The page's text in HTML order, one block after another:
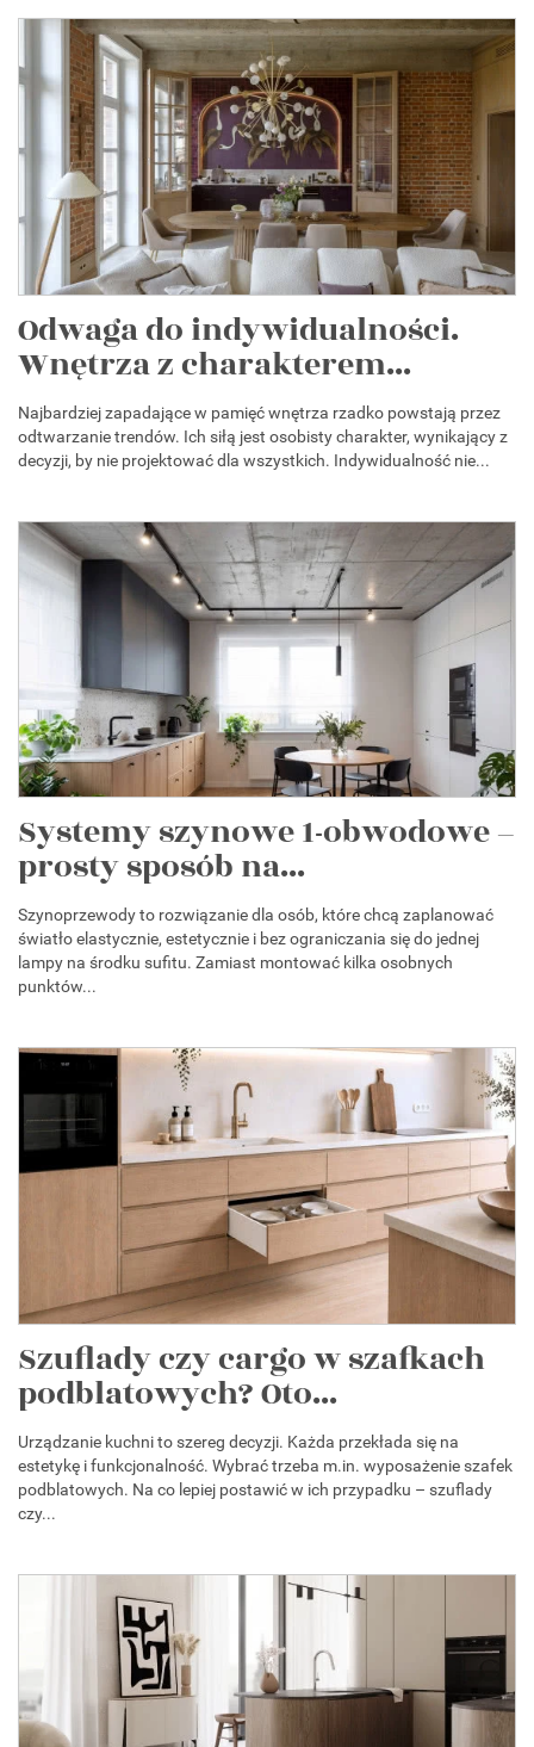
Odwaga do indywidualności.
Wnętrza z charakterem...
Najbardziej zapadające w pamięć wnętrza rzadko powstają przez
odtwarzanie trendów. Ich siłą jest osobisty charakter, wynikający z
decyzji, by nie projektować dla wszystkich. Indywidualność nie...
Systemy szynowe 1-obwodowe –
prosty sposób na...
Szynoprzewody to rozwiązanie dla osób, które chcą zaplanować
światło elastycznie, estetycznie i bez ograniczania się do jednej
lampy na środku sufitu. Zamiast montować kilka osobnych
punktów...
Szuflady czy cargo w szafkach
podblatowych? Oto...
Urządzanie kuchni to szereg decyzji. Każda przekłada się na
estetykę i funkcjonalność. Wybrać trzeba m.in. wyposażenie szafek
podblatowych. Na co lepiej postawić w ich przypadku – szuflady
czy...